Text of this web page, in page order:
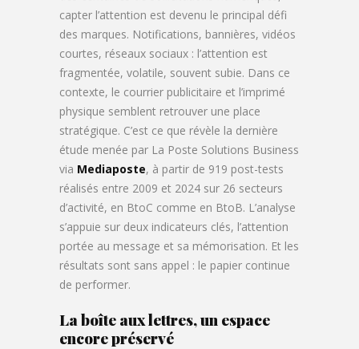
capter l’attention est devenu le principal défi
des marques. Notifications, bannières, vidéos
courtes, réseaux sociaux : l’attention est
fragmentée, volatile, souvent subie. Dans ce
contexte, le courrier publicitaire et l’imprimé
physique semblent retrouver une place
stratégique. C’est ce que révèle la dernière
étude menée par La Poste Solutions Business
via Mediaposte, à partir de 919 post-tests
réalisés entre 2009 et 2024 sur 26 secteurs
d’activité, en BtoC comme en BtoB. L’analyse
s’appuie sur deux indicateurs clés, l’attention
portée au message et sa mémorisation. Et les
résultats sont sans appel : le papier continue
de performer.
La boîte aux lettres, un espace
encore préservé